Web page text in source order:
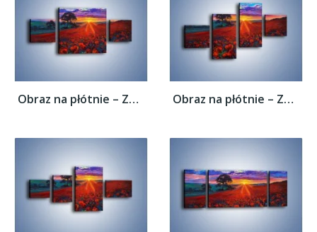
Obraz na płótnie – Zachód słońca nad... Obraz na płótnie – Zachód słońca nad...